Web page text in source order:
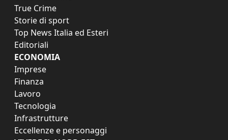
True Crime
Storie di sport
Top News Italia ed Esteri
Editoriali
ECONOMIA
Imprese
Finanza
Lavoro
Tecnologia
Infrastrutture
Eccellenze e personaggi